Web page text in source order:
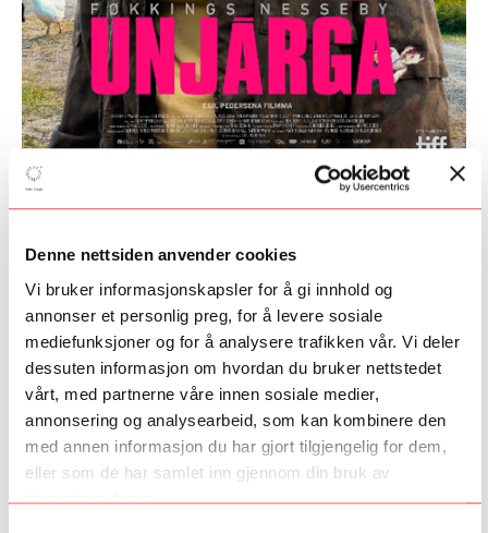
Denne nettsiden anvender cookies
Vi bruker informasjonskapsler for å gi innhold og
annonser et personlig preg, for å levere sosiale
mediefunksjoner og for å analysere trafikken vår. Vi deler
dessuten informasjon om hvordan du bruker nettstedet
vårt, med partnerne våre innen sosiale medier,
annonsering og analysearbeid, som kan kombinere den
med annen informasjon du har gjort tilgjengelig for dem,
eller som de har samlet inn gjennom din bruk av
tjenestene deres.
Fra Norge til The Guardian
Egil Pedersen, en samisk regissør og tidligere deltaker i Talent
sentrum med sin nye filmBiru Unjárga(Føkkings Nesseby).
Filmen har allerede høstet stor internasjonal oppmerksomhet
etter premieren på Toronto International Film Festival (TIFF),
hvor den fikk strålende tilbakemeldinger fra både publikum og
kritikere.
egen samiske bakgrunn, tar opp de utfordringene mange unge
samer står overfor i dagens samfunn. Filmen blander
tradisjonell samisk kultur med moderne filmfortellinger, og det er